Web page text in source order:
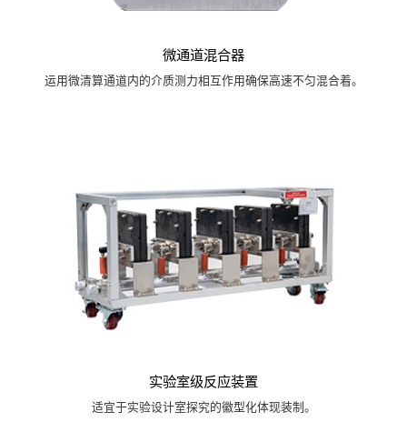
微通道混合器
运用微清算通道内的介质测力相互作用确保高速不匀混合着。
实验室级反应装置
适宜于实验设计室探究的徽型化体现装制。